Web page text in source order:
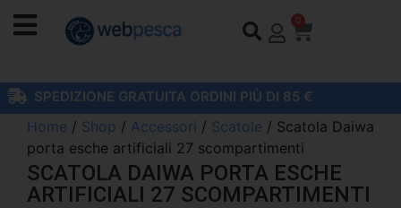
0
SPEDIZIONE GRATUITA ORDINI PIÙ DI 85 €
Home / Shop / Accessori / Scatole / Scatola Daiwa
porta esche artificiali 27 scompartimenti
SCATOLA DAIWA PORTA ESCHE
ARTIFICIALI 27 SCOMPARTIMENTI